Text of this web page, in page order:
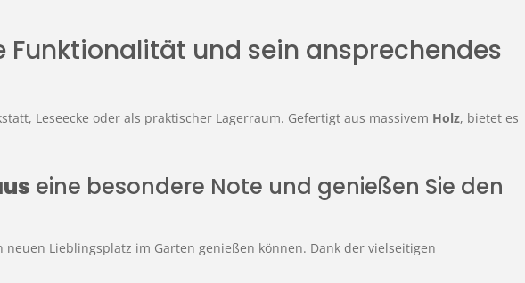
und sein ansprechendes
Leseecke oder als praktischer Lagerraum. Gefertigt aus massivem Holz, bietet es
eine besondere Note und genießen Sie den
Lieblingsplatz im Garten genießen können. Dank der vielseitigen